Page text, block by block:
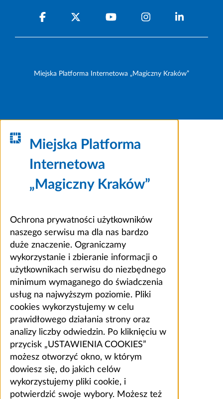
Miejska Platforma Internetowa „Magiczny Kraków”
Miejska Platforma
Internetowa
„Magiczny Kraków”
Ochrona prywatności użytkowników
naszego serwisu ma dla nas bardzo
duże znaczenie. Ograniczamy
wykorzystanie i zbieranie informacji o
użytkownikach serwisu do niezbędnego
minimum wymaganego do świadczenia
usług na najwyższym poziomie. Pliki
cookies wykorzystujemy w celu
prawidłowego działania strony oraz
analizy liczby odwiedzin. Po kliknięciu w
przycisk „USTAWIENIA COOKIES”
możesz otworzyć okno, w którym
dowiesz się, do jakich celów
wykorzystujemy pliki cookie, i
potwierdzić swoje wybory. Możesz też